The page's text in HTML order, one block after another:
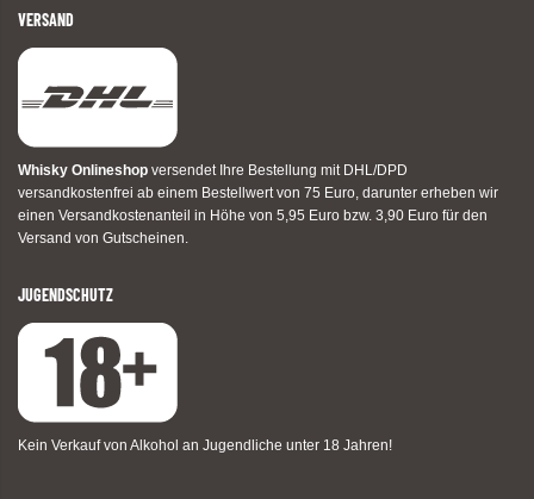
VERSAND
Whisky Onlineshop versendet Ihre Bestellung mit DHL/DPD
versandkostenfrei ab einem Bestellwert von 75 Euro, darunter erheben wir
einen Versandkostenanteil in Höhe von 5,95 Euro bzw. 3,90 Euro für den
Versand von Gutscheinen.
JUGENDSCHUTZ
Kein Verkauf von Alkohol an Jugendliche unter 18 Jahren!